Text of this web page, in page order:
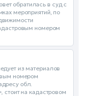
обратилась в суд с
мероприятий, по
номером
из материалов
номером
обл.
стоит на кадастровом